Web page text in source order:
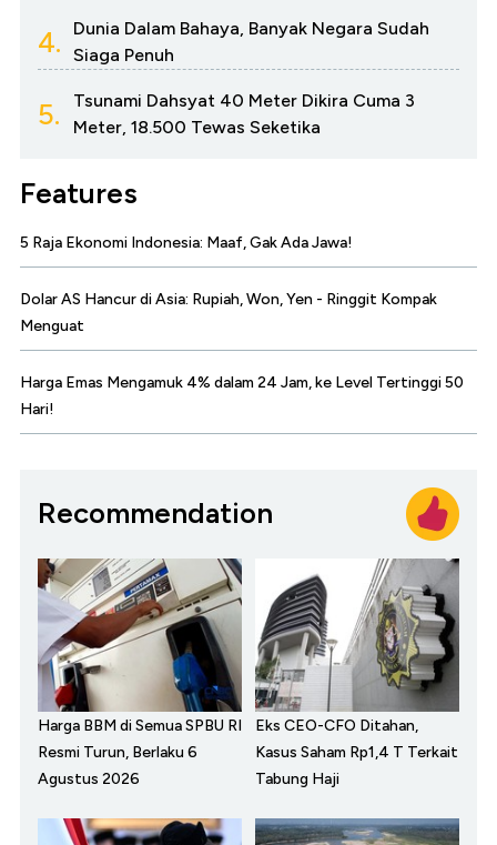
4.
Dunia Dalam Bahaya, Banyak Negara Sudah
Siaga Penuh
5.
Tsunami Dahsyat 40 Meter Dikira Cuma 3
Meter, 18.500 Tewas Seketika
Features
5 Raja Ekonomi Indonesia: Maaf, Gak Ada Jawa!
Dolar AS Hancur di Asia: Rupiah, Won, Yen - Ringgit Kompak
Menguat
Harga Emas Mengamuk 4% dalam 24 Jam, ke Level Tertinggi 50
Hari!
Recommendation
Harga BBM di Semua SPBU RI
Resmi Turun, Berlaku 6
Agustus 2026
Eks CEO-CFO Ditahan,
Kasus Saham Rp1,4 T Terkait
Tabung Haji